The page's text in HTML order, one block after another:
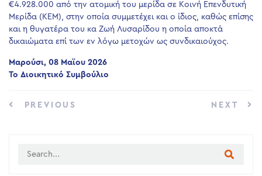
€4.928.000 από την ατομική του μερίδα σε Κοινή Επενδυτική
Μερίδα (ΚΕΜ), στην οποία συμμετέχει και ο ίδιος, καθώς επίσης
και η θυγατέρα του κα Ζωή Λυσαρίδου η οποία αποκτά
δικαιώματα επί των εν λόγω μετοχών ως συνδικαιούχος.
Μαρούσι, 08 Μαϊου 2026
Το Διοικητικό Συμβούλιο
PREVIOUS NEXT